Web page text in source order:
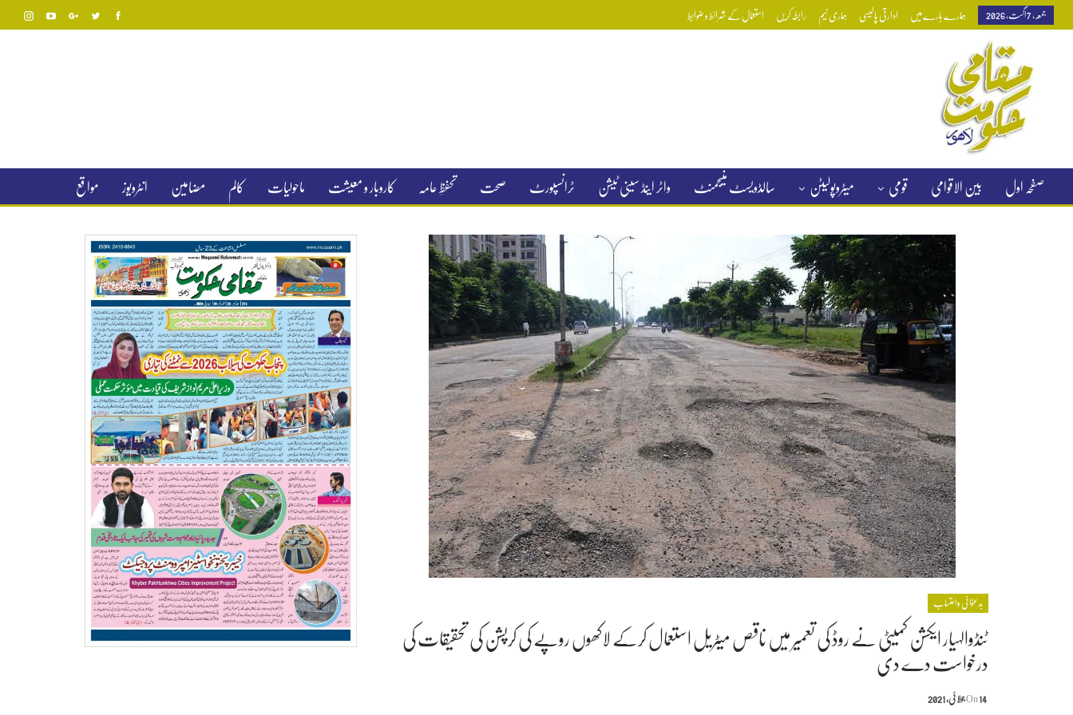
جمعہ, 7 اگست, 2026 ہمارے بارے میں ادارتی پالیسی ہماری ٹیم رابطہ کریں استعمال کے شرائط و ضوابط
صفحہ اول بین الاقوامی قومی میٹروپولیٹن سالڈویسٹ منیجمنٹ واٹر اینڈ سینی ٹیشن ٹرانسپورٹ صحت تحفظِ عامہ کاروبار و معیشت ماحولیات کالم مضامین انٹرویوز مواقع
بدعنوانی و احتساب
ٹنڈوالہیار ایکشن کمیٹی نے روڈ کی تعمیر میں ناقص میٹریل استعمال کرکے لاکھوں روپے کی کرپشن کی تحقیقات کی
درخواست دے دی
On 14 جولائی, 2021